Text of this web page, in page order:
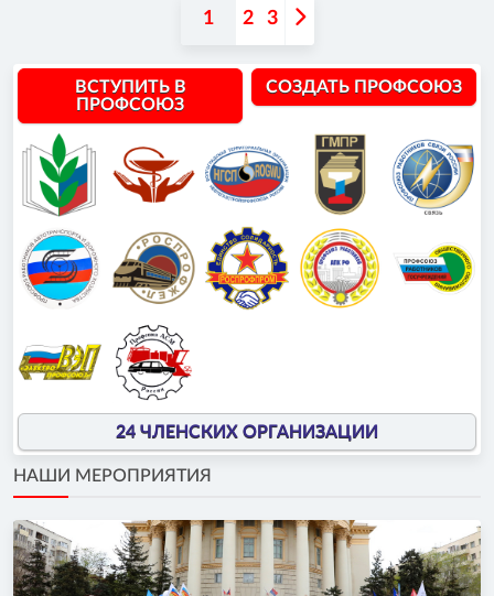
1 2 3
ВСТУПИТЬ В
ПРОФСОЮЗ
СОЗДАТЬ ПРОФСОЮЗ
24 ЧЛЕНСКИХ ОРГАНИЗАЦИИ
НАШИ МЕРОПРИЯТИЯ